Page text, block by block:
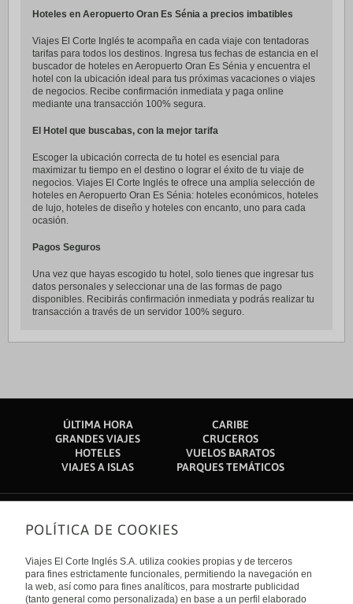
Hoteles en Aeropuerto Oran Es Sénia a precios imbatibles
Viajes El Corte Inglés te acompaña en cada viaje con tentadoras
tarifas para todos los destinos. Ingresa tus fechas de estancia en el
buscador de hoteles en Aeropuerto Oran Es Sénia y encuentra el
hotel con la ubicación ideal para tus próximas vacaciones o viajes
de negocios. Recibe confirmación inmediata y paga online
mediante una transacción 100% segura.
El Hotel que buscabas, con la mejor tarifa
Escoger la ubicación correcta de tu hotel es esencial para
maximizar tu tiempo en el destino o lograr el éxito de tu viaje de
negocios. Viajes El Corte Inglés te ofrece una amplia selección de
hoteles en Aeropuerto Oran Es Sénia: hoteles económicos, hoteles
de lujo, hoteles de diseño y hoteles con encanto, uno para cada
ocasión.
Pagos Seguros
Una vez que hayas escogido tu hotel, solo tienes que ingresar tus
datos personales y seleccionar una de las formas de pago
disponibles. Recibirás confirmación inmediata y podrás realizar tu
transacción a través de un servidor 100% seguro.
ÚLTIMA HORA
CARIBE
GRANDES VIAJES
CRUCEROS
HOTELES
VUELOS BARATOS
VIAJES A ISLAS
PARQUES TEMÁTICOS
Sobre nosotros
Quiénes somos
Financiación
Sostenibilidad
Turismo accesible
Enlaces de interés
POLÍTICA DE COOKIES
Viajes El Corte Inglés S.A. utiliza cookies propias y de terceros
para fines estrictamente funcionales, permitiendo la navegación en
la web, así como para fines analíticos, para mostrarte publicidad
(tanto general como personalizada) en base a un perfil elaborado